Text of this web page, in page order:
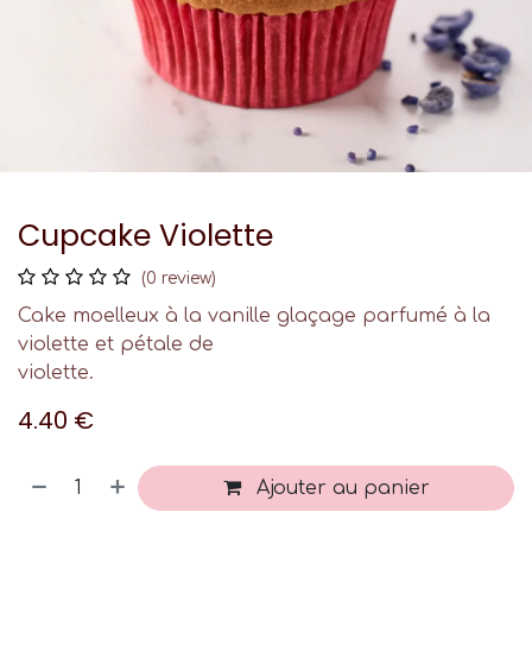
Cupcake Violette
(0 review)
Cake moelleux à la vanille glaçage parfumé à la
violette et pétale de
violette.
4.40 €
Ajouter au panier